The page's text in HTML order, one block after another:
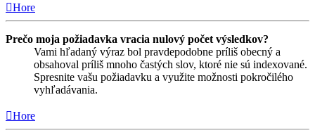
Hore
Prečo moja požiadavka vracia nulový počet výsledkov?
Vami hľadaný výraz bol pravdepodobne príliš obecný a
obsahoval príliš mnoho častých slov, ktoré nie sú indexované.
Spresnite vašu požiadavku a využite možnosti pokročilého
vyhľadávania.
Hore